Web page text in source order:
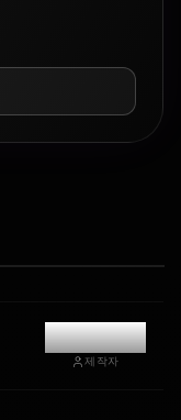
@kanashi
제작자